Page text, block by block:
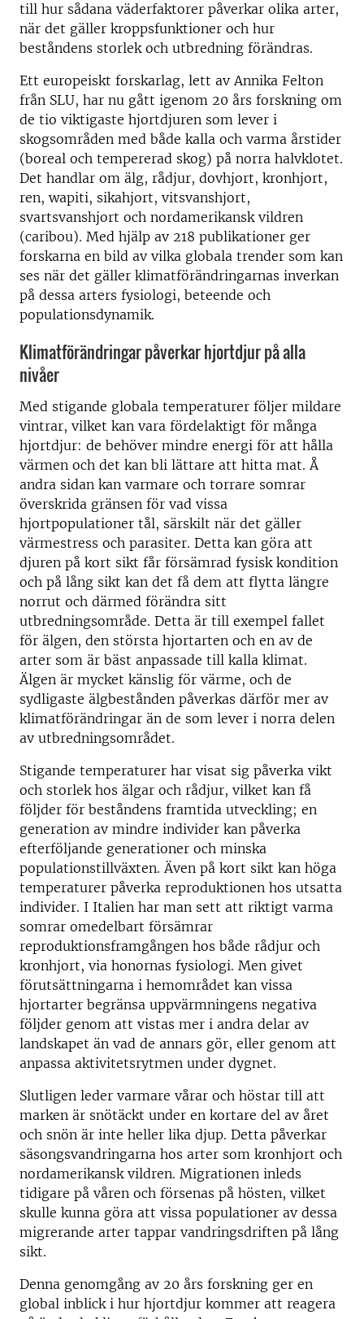
till hur sådana väderfaktorer påverkar olika arter,
när det gäller kroppsfunktioner och hur
beståndens storlek och utbredning förändras.
Ett europeiskt forskarlag, lett av Annika Felton
från SLU, har nu gått igenom 20 års forskning om
de tio viktigaste hjortdjuren som lever i
skogsområden med både kalla och varma årstider
(boreal och tempererad skog) på norra halvklotet.
Det handlar om älg, rådjur, dovhjort, kronhjort,
ren, wapiti, sikahjort, vitsvanshjort,
svartsvanshjort och nordamerikansk vildren
(caribou). Med hjälp av 218 publikationer ger
forskarna en bild av vilka globala trender som kan
ses när det gäller klimatförändringarnas inverkan
på dessa arters fysiologi, beteende och
populationsdynamik.
Klimatförändringar påverkar hjortdjur på alla
nivåer
Med stigande globala temperaturer följer mildare
vintrar, vilket kan vara fördelaktigt för många
hjortdjur: de behöver mindre energi för att hålla
värmen och det kan bli lättare att hitta mat. Å
andra sidan kan varmare och torrare somrar
överskrida gränsen för vad vissa
hjortpopulationer tål, särskilt när det gäller
värmestress och parasiter. Detta kan göra att
djuren på kort sikt får försämrad fysisk kondition
och på lång sikt kan det få dem att flytta längre
norrut och därmed förändra sitt
utbredningsområde. Detta är till exempel fallet
för älgen, den största hjortarten och en av de
arter som är bäst anpassade till kalla klimat.
Älgen är mycket känslig för värme, och de
sydligaste älgbestånden påverkas därför mer av
klimatförändringar än de som lever i norra delen
av utbredningsområdet.
Stigande temperaturer har visat sig påverka vikt
och storlek hos älgar och rådjur, vilket kan få
följder för beståndens framtida utveckling; en
generation av mindre individer kan påverka
efterföljande generationer och minska
populationstillväxten. Även på kort sikt kan höga
temperaturer påverka reproduktionen hos utsatta
individer. I Italien har man sett att riktigt varma
somrar omedelbart försämrar
reproduktionsframgången hos både rådjur och
kronhjort, via honornas fysiologi. Men givet
förutsättningarna i hemområdet kan vissa
hjortarter begränsa uppvärmningens negativa
följder genom att vistas mer i andra delar av
landskapet än vad de annars gör, eller genom att
anpassa aktivitetsrytmen under dygnet.
Slutligen leder varmare vårar och höstar till att
marken är snötäckt under en kortare del av året
och snön är inte heller lika djup. Detta påverkar
säsongsvandringarna hos arter som kronhjort och
nordamerikansk vildren. Migrationen inleds
tidigare på våren och försenas på hösten, vilket
skulle kunna göra att vissa populationer av dessa
migrerande arter tappar vandringsdriften på lång
sikt.
Denna genomgång av 20 års forskning ger en
global inblick i hur hjortdjur kommer att reagera